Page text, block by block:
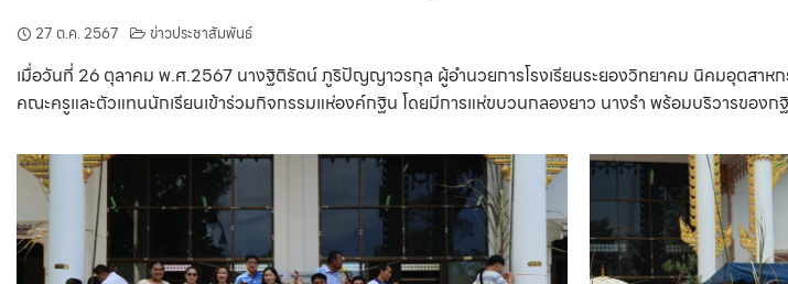
27 ต.ค. 2567 ข่าวประชาสัมพันธ์
เมื่อวันที่ 26 ตุลาคม พ.ศ.2567 นางฐิติรัตน์ ภูริปัญญาวรกุล ผู้อำนวยการโรงเรียนระยองวิทยาคม นิคมอุตสา
คณะครูและตัวแทนนักเรียนเข้าร่วมกิจกรรมแห่องค์กฐิน โดยมีการแห่ขบวนกลองยาว นางรำ พร้อมบริวารของ